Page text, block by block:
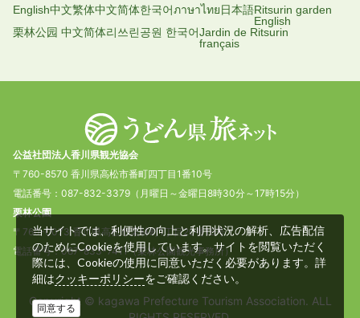
English中文繁体中文简体한국어ภาษาไทย日本語Ritsurin garden
English
栗林公园 中文简体리쓰린공원 한국어Jardin de Ritsurin
français
公益社団法人香川県観光協会
〒760-8570 香川県高松市番町四丁目1番10号
電話番号：087-832-3379（月曜日～金曜日8時30分～17時15分）
栗林公園
〒760-0073 香川県高松市栗林町1丁目20番16号
電話番号：087-833-7411（栗林公園観光事務所）
Copyright © kagawa Prefecture Tourism Association. ALL
当サイトでは、利便性の向上と利用状況の解析、広告配信
のためにCookieを使用しています。サイトを閲覧いただく
際には、Cookieの使用に同意いただく必要があります。詳
細はクッキーポリシーをご確認ください。
同意する